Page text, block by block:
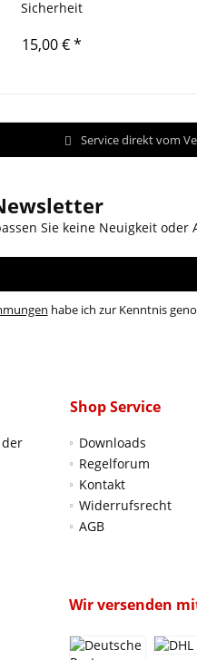
Sicherheit
15,00 € *
Service direkt vom
Sie keine Neuigkeit oder
habe ich zur Kenntnis
Shop Service
Downloads
Regelforum
Kontakt
Widerrufsrecht
AGB
Wir versenden